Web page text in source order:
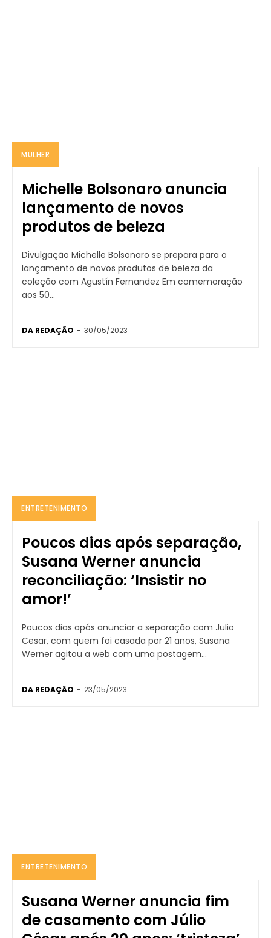
MULHER
Michelle Bolsonaro anuncia
lançamento de novos
produtos de beleza
Divulgação Michelle Bolsonaro se prepara para o
lançamento de novos produtos de beleza da
coleção com Agustín Fernandez Em comemoração
aos 50...
DA REDAÇÃO - 30/05/2023
ENTRETENIMENTO
Poucos dias após separação,
Susana Werner anuncia
reconciliação: ‘Insistir no
amor!’
Poucos dias após anunciar a separação com Julio
Cesar, com quem foi casada por 21 anos, Susana
Werner agitou a web com uma postagem...
DA REDAÇÃO - 23/05/2023
ENTRETENIMENTO
Susana Werner anuncia fim
de casamento com Júlio